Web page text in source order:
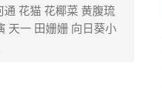
花猫 花椰菜 黄腹琉
天一 田姗姗 向日葵小